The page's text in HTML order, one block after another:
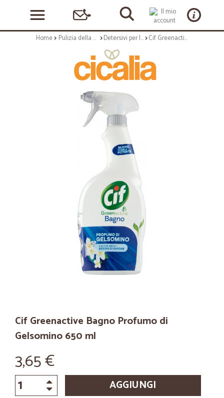
Home Pulizia della casa Detersivi per la casa Cif Greenactive Bagno Profumo di Gelsomino 650 ml
Cif Greenactive Bagno Profumo di
Gelsomino 650 ml
3,65 €
AGGIUNGI